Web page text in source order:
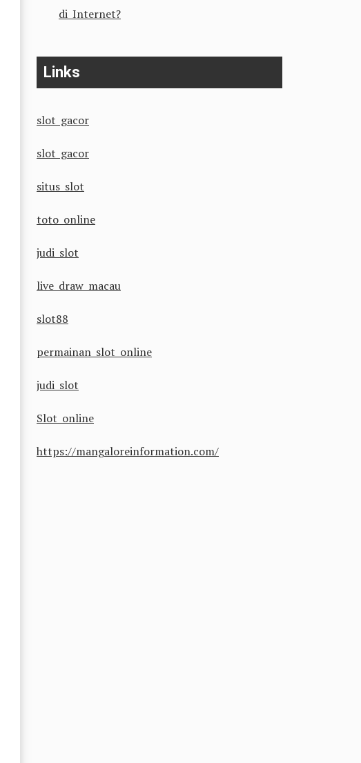
di Internet?
Links
slot gacor
slot gacor
situs slot
toto online
judi slot
live draw macau
slot88
permainan slot online
judi slot
Slot online
https://mangaloreinformation.com/